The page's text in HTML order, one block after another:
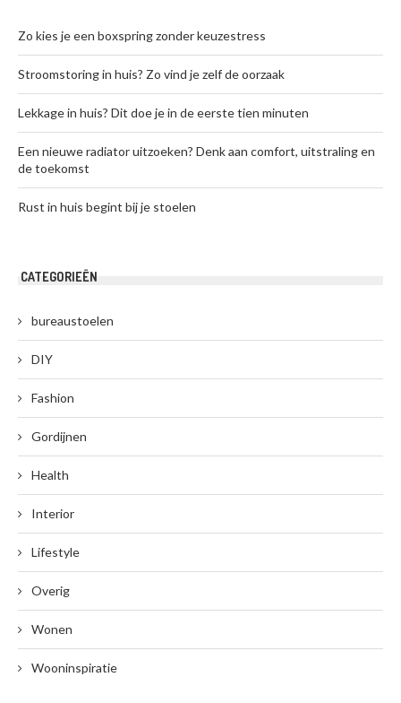
Zo kies je een boxspring zonder keuzestress
Stroomstoring in huis? Zo vind je zelf de oorzaak
Lekkage in huis? Dit doe je in de eerste tien minuten
Een nieuwe radiator uitzoeken? Denk aan comfort, uitstraling en
de toekomst
Rust in huis begint bij je stoelen
CATEGORIEËN
bureaustoelen
DIY
Fashion
Gordijnen
Health
Interior
Lifestyle
Overig
Wonen
Wooninspiratie